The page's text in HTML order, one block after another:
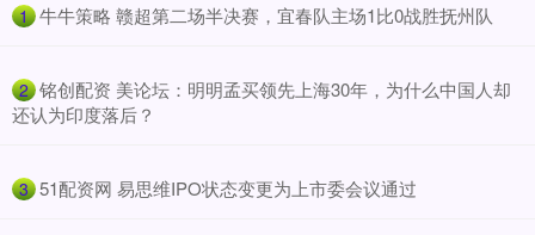
1 ​牛牛策略 赣超第二场半决赛，宜春队主场1比0战胜抚州队
2 ​铭创配资 美论坛：明明孟买领先上海30年，为什么中国人却
还认为印度落后？
3 ​51配资网 易思维IPO状态变更为上市委会议通过